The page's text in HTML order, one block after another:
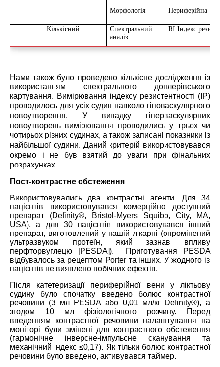
Морфологія Периферійна
Кількісний
Спектральний
аналіз
RI Індекс
Hами також було проведено кількісне дослідження із
використанням спектрального доплерівського
картування. Вимірювання індексу резистентності (ІР)
проводилось для усіх судин навколо гіповаскулярного
новоутворення. У випадку гіперваскулярних
новоутворень вимірювання проводились у трьох чи
чотирьох різних судинах, а також записані показники із
найбільшої судини. Даний критерій використовувався
окремо і не був взятий до уваги при фінальних
розрахунках.
Пост-контрастне обстеження
Використовувались два контрастні агенти. Для 34
пацієнтів використовувався комерційно доступний
препарат (Definity®, Bristol-Myers Squibb, City, MA,
USA), а для 30 пацієнтів використовувався інший
препарат, виготовлений у нашій лікарні (опромінений
ультразвуком протеїн, який зазнав впливу
перфторвуглецю [PESDA]). Приготування
PESDA
відбувалось за рецептом Porter та інших. У жодного із
пацієнтів не виявлено побічних ефектів.
Після катетеризації периферійної вени у ліктьову
судину було спочатку введено болюс контрастної
речовини (3 мл PESDA або 0,01 мл/кг Definity®), а
згодом 10 мл фізіологічного розчину. Перед
введенням контрастної речовини налаштування на
моніторі були змінені для контрастного обстеження
(гармонічне інверсне-імпульсне сканування та
механічний індекс ≤0,17). Як тільки болюс контрастної
речовини було введено, активувався таймер.